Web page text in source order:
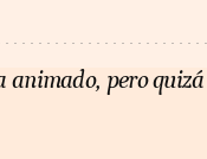
animado, pero